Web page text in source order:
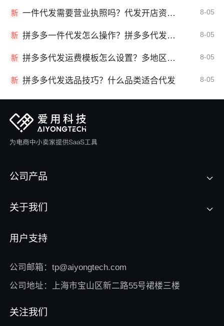
新 一件代发需要营业执照吗？代发开店资质详解 8-05
新 拼多多一件代发怎么操作？拼多多代发全流程 8-05
新 拼多多代发运费模板怎么设置？多地区运费 8-05
新 拼多多代发选品技巧？什么品类适合代发 8-05
公司产品
关于我们
用户支持
公司邮箱：tp@aiyongtech.com
公司地址：上海市宝山区新二路55号裙楼三楼
关注我们